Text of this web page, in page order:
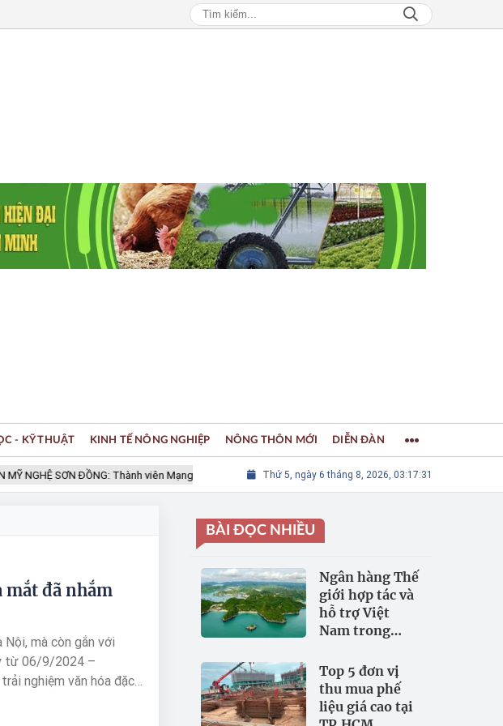
MỸ NGHỆ SƠN ĐỒNG: Thành viên Mạng lưới các Thành phố Thủ công sáng tạo Thế giới
Thứ 5, ngày 6 tháng 8, 2026, 03:17:31
- KỸ THUẬT KINH TẾ NÔNG NGHIỆP NÔNG THÔN MỚI DIỄN ĐÀN
mắt đã nhắm
mà còn gắn với
từ 06/9/2024 –
nghiệm văn hóa đặc
ẩm thực, giải trí,
BÀI ĐỌC NHIỀU
Ngân hàng Thế
giới hợp tác và
hỗ trợ Việt
Nam trong
ninh nguồn
nước
Top 5 đơn vị
thu mua phế
liệu giá cao tại